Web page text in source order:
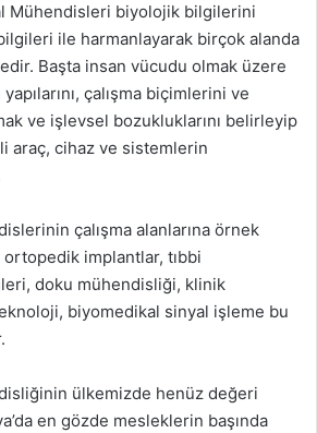
Mühendisleri biyolojik bilgilerini
ile harmanlayarak birçok alanda
Başta insan vücudu olmak üzere
çalışma biçimlerini ve
ve işlevsel bozukluklarını belirleyip
araç, cihaz ve sistemlerin
çalışma alanlarına örnek
implantlar, tıbbi
doku mühendisliği, klinik
biyomedikal sinyal işleme bu
ülkemizde henüz değeri
en gözde mesleklerin başında